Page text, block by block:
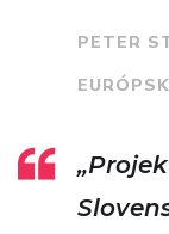
PETER